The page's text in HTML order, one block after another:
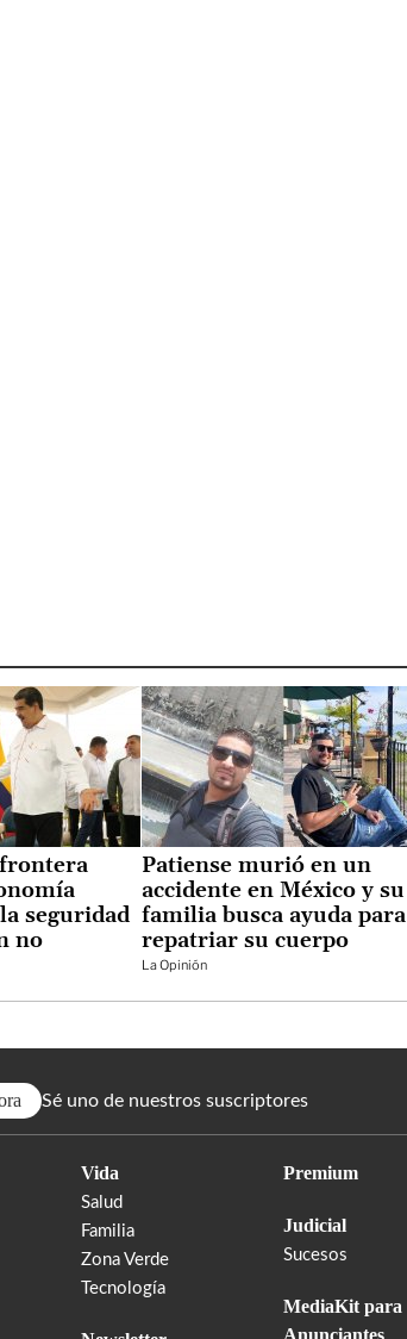
seguridad
no
Patiense murió en un
accidente en México y su
familia busca ayuda para
repatriar su cuerpo
La Opinión
Sé uno de nuestros suscriptores
Vida
Salud
Familia
Zona Verde
Tecnología
Premium
Judicial
Sucesos
MediaKit para
Anunciantes